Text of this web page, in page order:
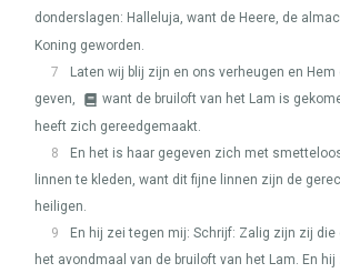
donderslagen: Halleluja, want de Heere, de
Koning geworden.
7
Laten wij blij zijn en ons verheugen en Hem
geven,
want de bruiloft van het Lam is
heeft zich gereedgemaakt.
8
En het is haar gegeven zich met
linnen te kleden, want dit fijne linnen zijn de
heiligen.
9
En hij zei tegen mij: Schrijf: Zalig zijn zij die
het avondmaal van de bruiloft van het Lam. En